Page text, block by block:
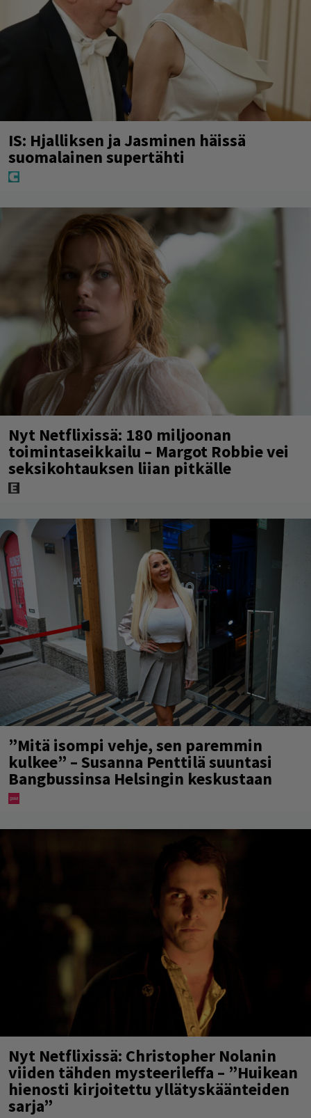
IS: Hjalliksen ja Jasminen häissä
suomalainen supertähti
Nyt Netflixissä: 180 miljoonan
toimintaseikkailu – Margot Robbie vei
seksikohtauksen liian pitkälle
”Mitä isompi vehje, sen paremmin
kulkee” – Susanna Penttilä suuntasi
Bangbussinsa Helsingin keskustaan
Nyt Netflixissä: Christopher Nolanin
viiden tähden mysteerileffa – ”Huikean
hienosti kirjoitettu yllätyskäänteiden
sarja”